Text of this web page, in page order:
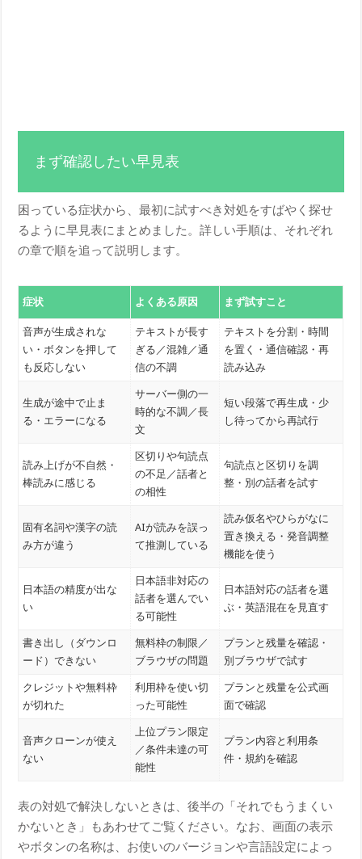
まず確認したい早見表
困っている症状から、最初に試すべき対処をすばやく探せ
るように早見表にまとめました。詳しい手順は、それぞれ
の章で順を追って説明します。
症状 よくある原因 まず試すこと
音声が生成されな
い・ボタンを押して
も反応しない
テキストが長す
ぎる／混雑／通
信の不調
テキストを分割・時間
を置く・通信確認・再
読み込み
生成が途中で止ま
る・エラーになる
サーバー側の一
時的な不調／長
文
短い段落で再生成・少
し待ってから再試行
読み上げが不自然・
棒読みに感じる
区切りや句読点
の不足／話者と
の相性
句読点と区切りを調
整・別の話者を試す
固有名詞や漢字の読
み方が違う
AIが読みを誤っ
て推測している
読み仮名やひらがなに
置き換える・発音調整
機能を使う
日本語の精度が出な
い
日本語非対応の
話者を選んでい
る可能性
日本語対応の話者を選
ぶ・英語混在を見直す
書き出し（ダウンロ
ード）できない
無料枠の制限／
ブラウザの問題
プランと残量を確認・
別ブラウザで試す
クレジットや無料枠
が切れた
利用枠を使い切
った可能性
プランと残量を公式画
面で確認
音声クローンが使え
ない
上位プラン限定
／条件未達の可
能性
プラン内容と利用条
件・規約を確認
表の対処で解決しないときは、後半の「それでもうまくい
かないとき」もあわせてご覧ください。なお、画面の表示
やボタンの名称は、お使いのバージョンや言語設定によっ